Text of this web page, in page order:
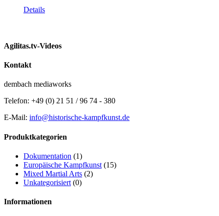
Details
Agilitas.tv-Videos
Kontakt
dembach mediaworks
Telefon: +49 (0) 21 51 / 96 74 - 380
E-Mail: info@historische-kampfkunst.de
Produktkategorien
Dokumentation (1)
Europäische Kampfkunst (15)
Mixed Martial Arts (2)
Unkategorisiert (0)
Informationen